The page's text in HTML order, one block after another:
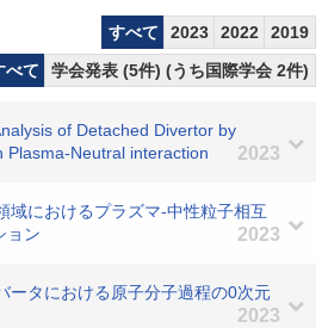
すべて 2023 2022
2019
べて
学会発表 (5件) (うち国際学会 2件)
of Detached Divertor by
Plasma-Neutral interaction
2023
域におけるプラズマ-中性粒子相互
ョン
2023
ータにおける原子分子過程の0次元
2023